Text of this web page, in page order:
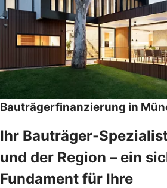
Bauträgerfinanzierung in
Ihr Bauträger-
und der Region – ein
Fundament für Ihre